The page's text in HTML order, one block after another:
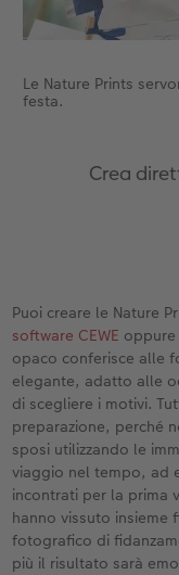
Le Nature Prints
festa.
Crea
Puoi creare le Nature
software CEWE oppure
opaco conferisce alle
elegante, adatto alle
di scegliere i motivi.
preparazione, perché
sposi utilizzando le
viaggio nel tempo, ad
incontrati per la prima
hanno vissuto insieme
fotografico di
più il risultato sarà